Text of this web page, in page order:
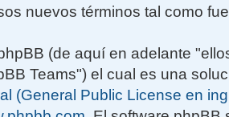
nuevos términos tal como
(de aquí en adelante
Teams") el cual es una
(General Public License en